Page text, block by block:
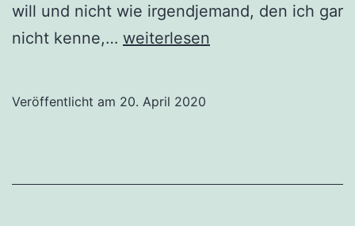
will und nicht wie irgendjemand, den ich gar
nicht kenne,… Mein
weiterlesen
Veröffentlicht am 20. April 2020